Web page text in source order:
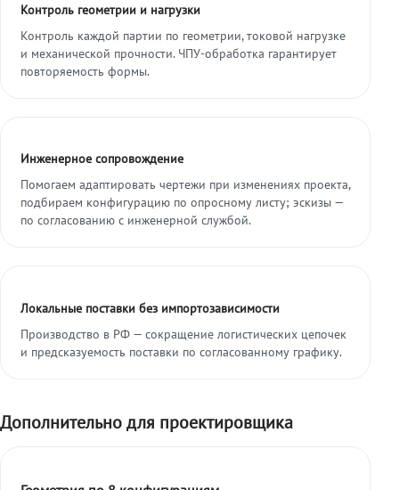
Контроль геометрии и нагрузки
Контроль каждой партии по геометрии, токовой нагрузке
и механической прочности. ЧПУ-обработка гарантирует
повторяемость формы.
Инженерное сопровождение
Помогаем адаптировать чертежи при изменениях проекта,
подбираем конфигурацию по опросному листу; эскизы —
по согласованию с инженерной службой.
Локальные поставки без импортозависимости
Производство в РФ — сокращение логистических цепочек
и предсказуемость поставки по согласованному графику.
Дополнительно для проектировщика